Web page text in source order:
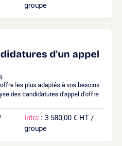
groupe
d'un appel
les plus adaptés à vos besoins
des candidatures d'appel d'offre
Intra : 3 580,00 € HT /
groupe